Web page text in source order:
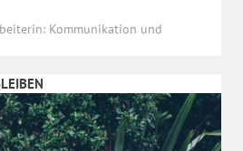
Kommunikation und